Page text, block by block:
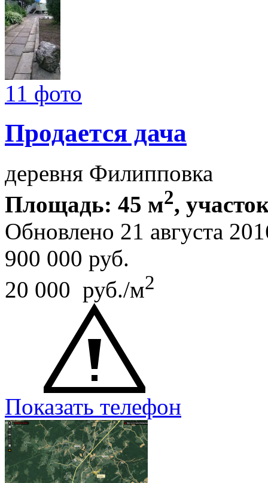
11 фото
Продается дача
деревня Филипповка
Площадь: 45 м2,
Обновлено 21 августа
900 000 руб.
20 000 руб./м2
Показать телефон